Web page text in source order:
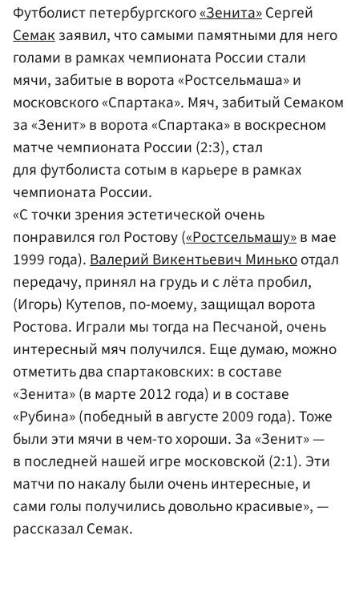
Футболист петербургского«Зенита»Сергей
Семакзаявил, что самыми памятными для него
голами в рамках чемпионата России стали
мячи, забитые в ворота «Ростсельмаша» и
московского «Спартака». Мяч, забитый Семаком
за «Зенит» в ворота «Спартака» в воскресном
матче чемпионата России (2:3), стал
для футболиста сотым в карьере в рамках
чемпионата России.
«С точки зрения эстетической очень
понравился гол Ростову («Ростсельмашу»в мае
1999 года).Валерий Викентьевич Минькоотдал
передачу, принял на грудь и с лёта пробил,
(Игорь) Кутепов, по-моему, защищал ворота
Ростова. Играли мы тогда на Песчаной, очень
интересный мяч получился. Еще думаю, можно
отметить два спартаковских: в составе
«Зенита» (в марте 2012 года) и в составе
«Рубина» (победный в августе 2009 года). Тоже
были эти мячи в чем-то хороши. За «Зенит» —
в последней нашей игре московской (2:1). Эти
матчи по накалу были очень интересные, и
сами голы получились довольно красивые», —
рассказал Семак.